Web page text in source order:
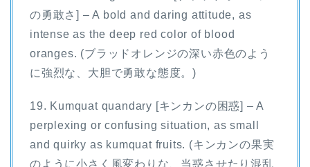
の勇敢さ] – A bold and daring attitude, as
intense as the deep red color of blood
oranges. (ブラッドオレンジの深い赤色のよう
に強烈な、大胆で勇敢な態度。)
19. Kumquat quandary [キンカンの困惑] – A
perplexing or confusing situation, as small
and quirky as kumquat fruits. (キンカンの果実
のように小さく風変わりな、当惑させたり混乱